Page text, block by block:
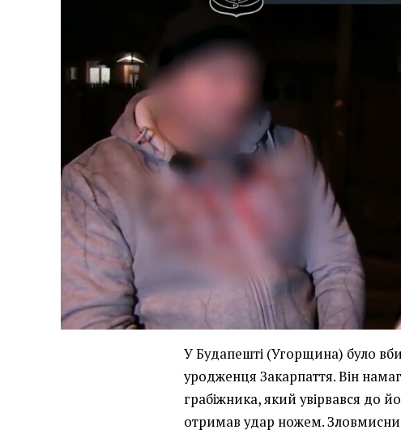
У Будапешті (Угорщина) було
уродженця Закарпаття. Він
грабіжника, який увірвався до
отримав удар ножем.